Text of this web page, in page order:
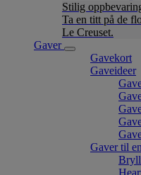
Stilig
Ta en titt på de
Le Creuset.
Gaver
Gavekort
Gaveideer
Gaver til